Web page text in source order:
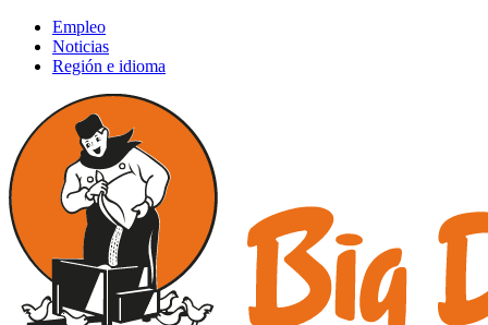
Empleo
Noticias
Región e idioma